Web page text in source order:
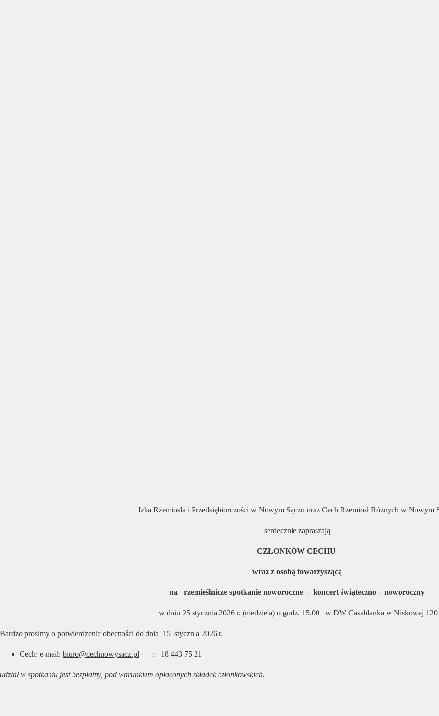
Izba Rzemiosła i Przedsiębiorczości w Nowym Sączu oraz Cech Rzemiosł Różnych w Nowym
serdecznie zapraszają
CZŁONKÓW CECHU
wraz z osobą towarzyszącą
na rzemieślnicze spotkanie noworoczne – koncert świąteczno – noworoczny
w dniu 25 stycznia 2026 r. (niedziela) o godz. 15.00 w DW Casablanka w Niskowej 120
Bardzo prosimy o potwierdzenie obecności do dnia 15 stycznia 2026 r.
Cech: e-mail: biuro@cechnowysacz.pl : 18 443 75 21
udział w spotkaniu jest bezpłatny, pod warunkiem opłaconych składek członkowskich.